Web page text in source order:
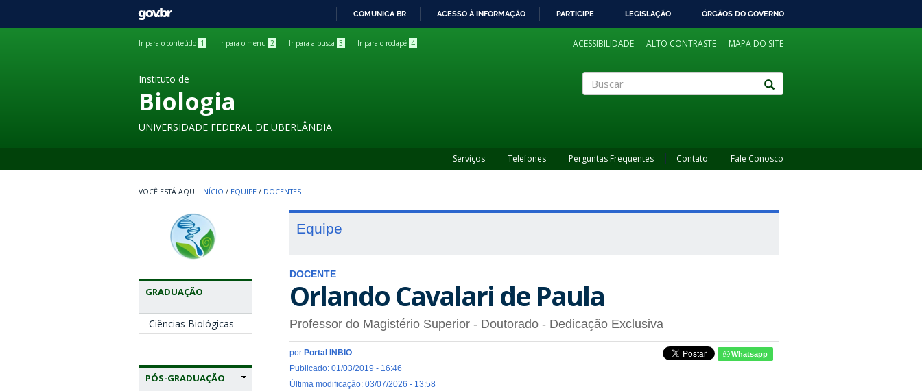
GOVBR
COMUNICA BR ACESSO À INFORMAÇÃO PARTICIPE LEGISLAÇÃO ÓRGÃOS DO GOVERNO
Ir para o conteúdo 1 Ir para o menu 2 Ir para a busca 3 Ir para o rodapé 4 ACESSIBILIDADE ALTO CONTRASTE MAPA DO SITE
Instituto de
Biologia
UNIVERSIDADE FEDERAL DE UBERLÂNDIA
Serviços Telefones Perguntas Frequentes Contato Fale Conosco
INÍCIO / EQUIPE / DOCENTES
GRADUAÇÃO
Ciências Biológicas
PÓS-GRADUAÇÃO
Equipe
DOCENTE
Orlando Cavalari de Paula
Professor do Magistério Superior - Doutorado - Dedicação Exclusiva
por Portal INBIO
Publicado: 01/03/2019 - 16:46
Última modificação: 03/07/2026 - 13:58
Whatsapp